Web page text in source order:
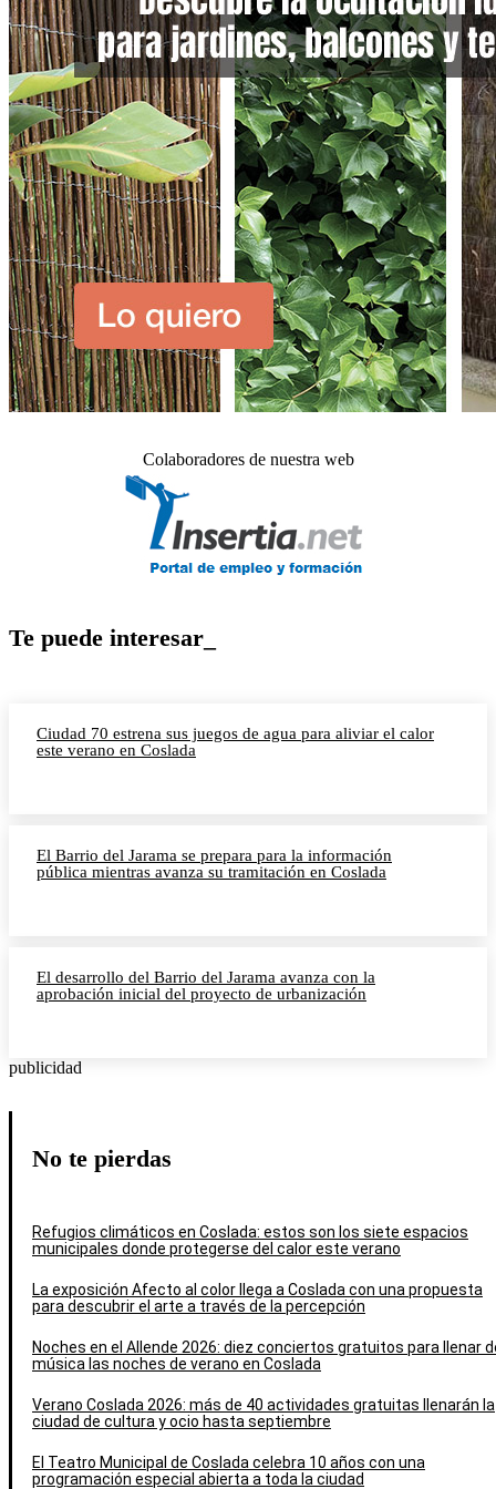
Colaboradores de nuestra web
Te puede interesar_
Ciudad 70 estrena sus juegos de agua para aliviar el calor
este verano en Coslada
El Barrio del Jarama se prepara para la información
pública mientras avanza su tramitación en Coslada
El desarrollo del Barrio del Jarama avanza con la
aprobación inicial del proyecto de urbanización
publicidad
No te pierdas
Refugios climáticos en Coslada: estos son los siete espacios
municipales donde protegerse del calor este verano
La exposición Afecto al color llega a Coslada con una propuesta
para descubrir el arte a través de la percepción
Noches en el Allende 2026: diez conciertos gratuitos para llenar
música las noches de verano en Coslada
Verano Coslada 2026: más de 40 actividades gratuitas llenarán la
ciudad de cultura y ocio hasta septiembre
El Teatro Municipal de Coslada celebra 10 años con una
programación especial abierta a toda la ciudad